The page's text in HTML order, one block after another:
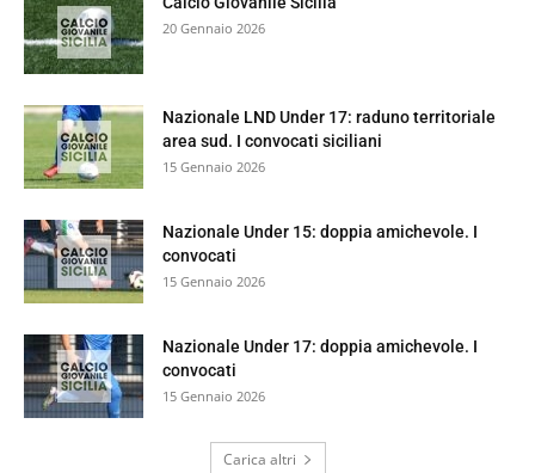
20 Gennaio 2026
Nazionale LND Under 17: raduno territoriale
area sud. I convocati siciliani
15 Gennaio 2026
Nazionale Under 15: doppia amichevole. I
convocati
15 Gennaio 2026
Nazionale Under 17: doppia amichevole. I
convocati
15 Gennaio 2026
Carica altri